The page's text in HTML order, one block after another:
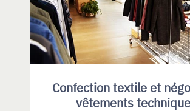
Confection textile et
vêtements